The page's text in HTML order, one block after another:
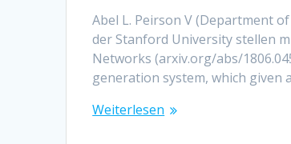
Abel L. Peirson V (Department
der Stanford University stellen
Networks (arxiv.org/abs/
generation system, which given
Weiterlesen